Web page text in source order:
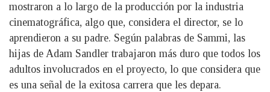
mostraron a lo largo de la producción por la industria
cinematográfica, algo que, considera el director, se lo
aprendieron a su padre. Según palabras de Sammi, las
hijas de Adam Sandler trabajaron más duro que todos los
adultos involucrados en el proyecto, lo que considera que
es una señal de la exitosa carrera que les depara.